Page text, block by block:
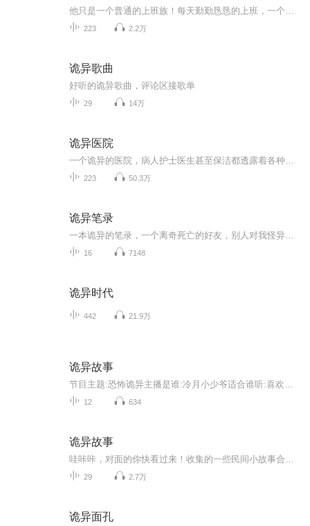
223 2.2万
诡异歌曲
好听的诡异歌曲，评论区接歌单
29 14万
诡异医院
223 50.3万
诡异笔录
16 7148
诡异时代
442 21.9万
诡异故事
12 634
诡异故事
29 2.7万
诡异面孔